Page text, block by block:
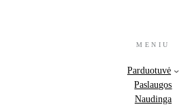
MENIU
Parduotuvė
Paslaugos
Naudinga